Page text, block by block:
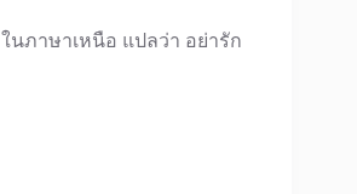
ในภาษาเหนือ แปลว่า อย่ารัก